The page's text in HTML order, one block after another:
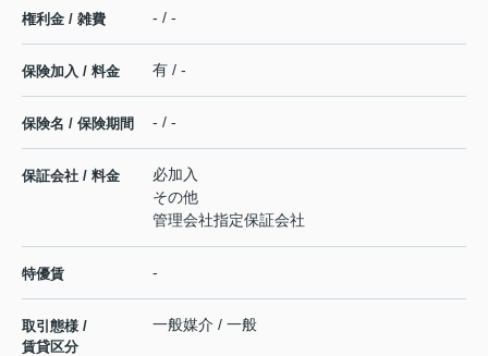
権利金 / 雑費 - / -
保険加入 / 料金 有 / -
保険名 / 保険期間 - / -
保証会社 / 料金
必加入
その他
管理会社指定保証会社
特優賃 -
取引態様 /
賃貸区分
一般媒介 / 一般